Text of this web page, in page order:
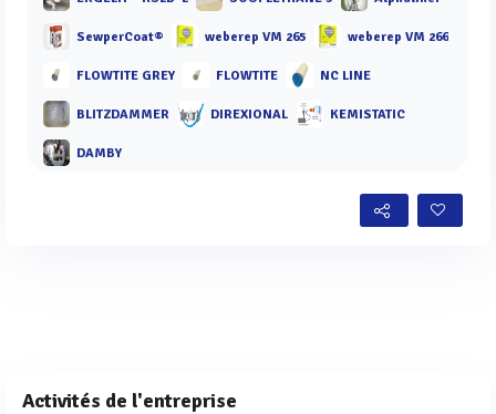
SewperCoat® weberep VM 265 weberep VM 266
FLOWTITE GREY FLOWTITE NC LINE
BLITZDAMMER DIREXIONAL KEMISTATIC
DAMBY
Activités de l'entreprise